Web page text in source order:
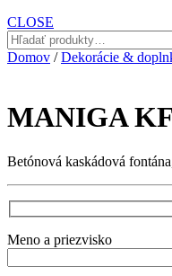
CLOSE
Hľadať:
Domov /Dekorácie &
MANIGA
Betónová kaskádová
Meno a priezvisko